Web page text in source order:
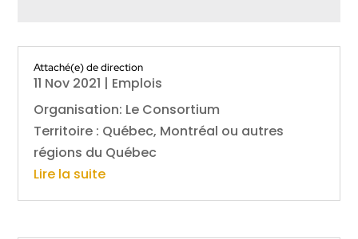
Attaché(e) de direction
11 Nov 2021 | Emplois
Organisation: Le Consortium
Territoire : Québec, Montréal ou autres
régions du Québec
Lire la suite